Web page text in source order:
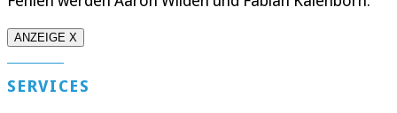
ANZEIGE X
SERVICES